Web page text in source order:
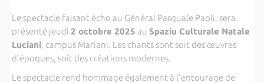
Le spectacle faisant écho au Général Pasquale Paoli, sera
présenté jeudi 2 octobre 2025 au Spaziu Culturale Natale
Luciani, campus Mariani. Les chants sont soit des œuvres
d'époques, soit des créations modernes.
Le spectacle rend hommage également à l'entourage de